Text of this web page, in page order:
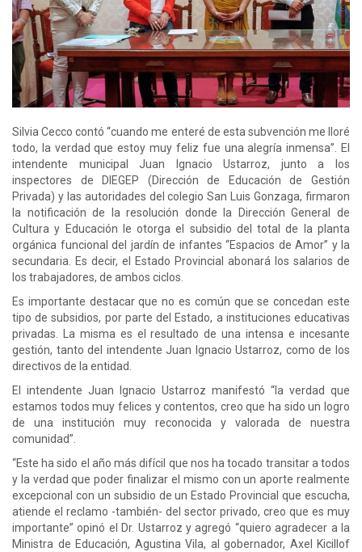
Silvia Cecco contó “cuando me enteré de esta subvención me lloré
todo, la verdad que estoy muy feliz fue una alegría inmensa”. El
intendente municipal Juan Ignacio Ustarroz, junto a los
inspectores de DIEGEP (Dirección de Educación de Gestión
Privada) y las autoridades del colegio San Luis Gonzaga, firmaron
la notificación de la resolución donde la Dirección General de
Cultura y Educación le otorga el subsidio del total de la planta
orgánica funcional del jardín de infantes “Espacios de Amor” y la
secundaria. Es decir, el Estado Provincial abonará los salarios de
los trabajadores, de ambos ciclos.
Es importante destacar que no es común que se concedan este
tipo de subsidios, por parte del Estado, a instituciones educativas
privadas. La misma es el resultado de una intensa e incesante
gestión, tanto del intendente Juan Ignacio Ustarroz, como de los
directivos de la entidad.
El intendente Juan Ignacio Ustarroz manifestó “la verdad que
estamos todos muy felices y contentos, creo que ha sido un logro
de una institución muy reconocida y valorada de nuestra
comunidad”.
“Este ha sido el año más difícil que nos ha tocado transitar a todos
y la verdad que poder finalizar el mismo con un aporte realmente
excepcional con un subsidio de un Estado Provincial que escucha,
atiende el reclamo -también- del sector privado, creo que es muy
importante” opinó el Dr. Ustarroz y agregó “quiero agradecer a la
Ministra de Educación, Agustina Vila, al gobernador, Axel Kicillof